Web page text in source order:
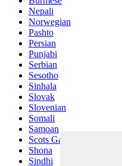
Nepali
Norwegian
Pashto
Persian
Punjabi
Serbian
Sesotho
Sinhala
Slovak
Slovenian
Somali
Samoan
Scots Gaelic
Shona
Sindhi